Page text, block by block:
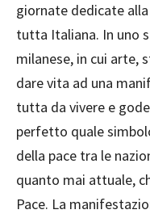
giornate dedicate
tutta Italiana. In uno
milanese, in cui arte,
dare vita ad una
tutta da vivere e
perfetto quale
della pace tra le
quanto mai attuale,
Pace. La